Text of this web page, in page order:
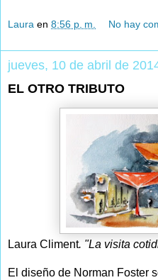
Laura en 8:56 p. m. No hay
jueves, 10 de abril de
EL OTRO TRIBUTO
Laura Climent. "La visita
El diseño de Norman Foster